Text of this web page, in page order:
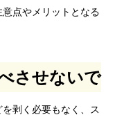
点やメリットとなる
させないで
剥く必要もなく、ス